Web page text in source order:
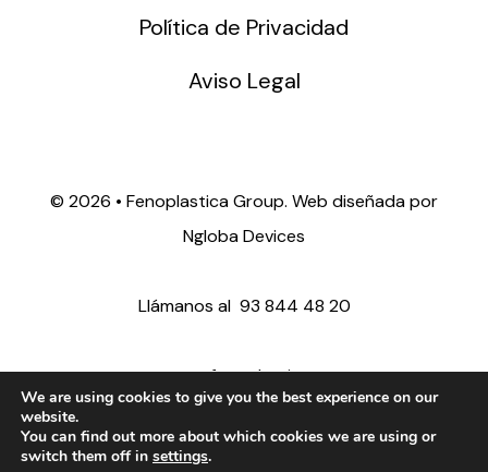
Política de Privacidad
Aviso Legal
© 2026 • Fenoplastica Group. Web diseñada por
Ngloba Devices
Llámanos al 93 844 48 20
ventas@fenoplastica.com
export@fenoplastica.com
We are using cookies to give you the best experience on our
website.
You can find out more about which cookies we are using or
switch them off in settings.